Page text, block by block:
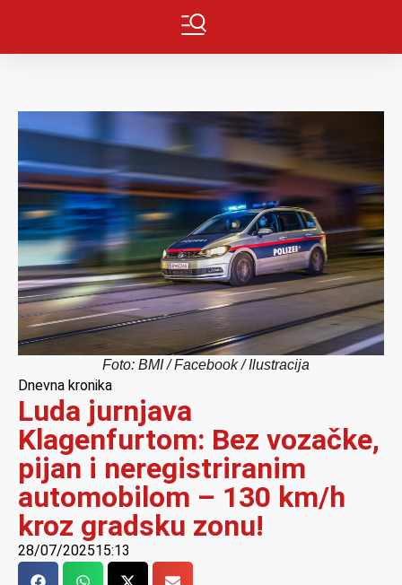
Foto: BMI / Facebook / Ilustracija
Dnevna kronika
Luda jurnjava
Klagenfurtom: Bez vozačke,
pijan i neregistriranim
automobilom – 130 km/h
kroz gradsku zonu!
28/07/202515:13